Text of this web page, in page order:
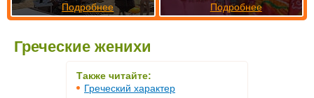
Греческие женихи
Также читайте:
Греческий характер
Подробнее Подробнее